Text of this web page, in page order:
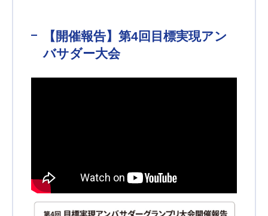
【開催報告】第4回目標実現アン
バサダー大会